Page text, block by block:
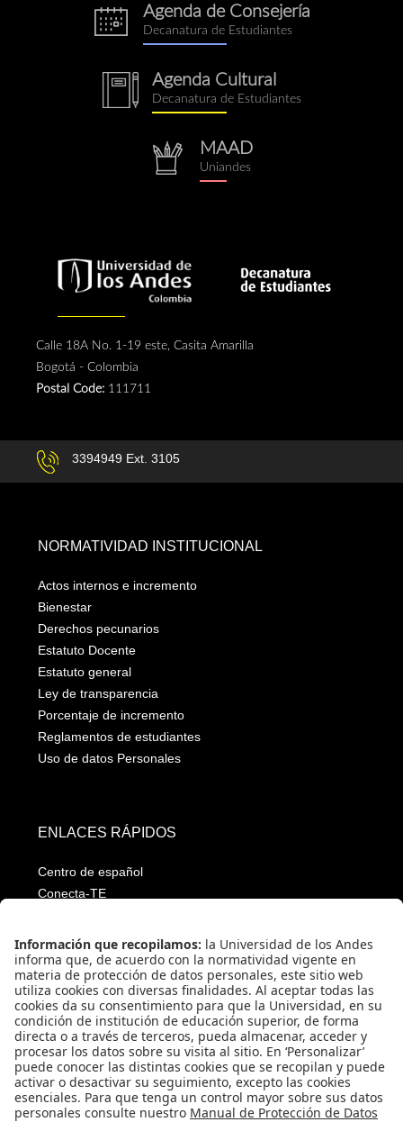
eventos.png
Agenda de Consejería
Decanatura de Estudiantes
notebook.png
Agenda Cultural
Decanatura de Estudiantes
repositorio.png
MAAD
Uniandes
Calle 18A No. 1-19 este, Casita Amarilla
Bogotá - Colombia
Postal Code: 111711
3394949 Ext. 3105
NORMATIVIDAD INSTITUCIONAL
Actos internos e incremento
Bienestar
Derechos pecunarios
Estatuto Docente
Estatuto general
Ley de transparencia
Porcentaje de incremento
Reglamentos de estudiantes
Uso de datos Personales
ENLACES RÁPIDOS
Centro de español
Conecta-TE
Emergencias: Extensión 0000
Eventos destacados
Mapa del Sitio
Multimedia
Noticias
Preguntas frecuentes
Póliza estudiantil Uniandina